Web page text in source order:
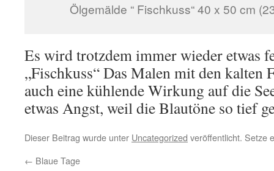
Ölgemälde “ Fischkuss“ 40 x 50 cm
Es wird trotzdem immer wieder etwas
„Fischkuss“ Das Malen mit den kalten
auch eine kühlende Wirkung auf die
etwas Angst, weil die Blautöne so tief
Dieser Beitrag wurde unter Uncategorized veröffentlicht. Setze
← Blaue Tage